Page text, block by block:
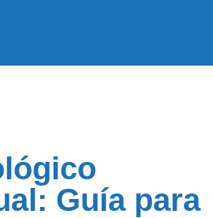
Guía para